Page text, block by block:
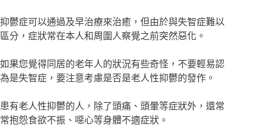
抑鬱症可以通過及早治療來治癒，但由於與失智症難以
區分，症狀常在本人和周圍人察覺之前突然惡化。
如果您覺得同居的老年人的狀況有些奇怪，不要輕易認
為是失智症，要注意考慮是否是老人性抑鬱的發作。
患有老人性抑鬱的人，除了頭痛、頭暈等症狀外，還常
常抱怨食欲不振、噁心等身體不適症狀。